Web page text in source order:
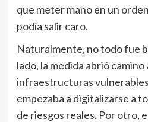
que meter mano en un
podía salir caro.
Naturalmente, no todo fue
lado, la medida abrió
infraestructuras
empezaba a digitalizarse a
de riesgos reales. Por otro,